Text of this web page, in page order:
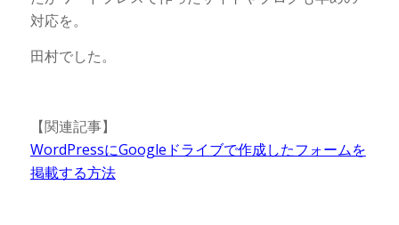
対応を。
田村でした。
【関連記事】
WordPressにGoogleドライブで作成したフォームを
掲載する方法